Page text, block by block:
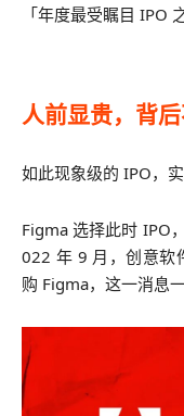
「年度最受瞩目 IPO
人前显贵，背
如此现象级的 IPO，
Figma 选择此时 IPO
022 年 9 月，创意软
购 Figma，这一消息